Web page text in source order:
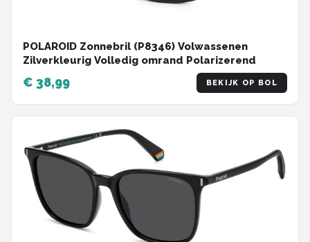
POLAROID Zonnebril (P8346) Volwassenen
Zilverkleurig Volledig omrand Polarizerend
€ 38,99 BEKIJK OP BOL